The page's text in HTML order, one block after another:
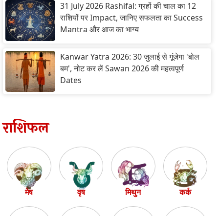
31 July 2026 Rashifal: ग्रहों की चाल का 12
राशियों पर Impact, जानिए सफलता का Success
Mantra और आज का भाग्य
Kanwar Yatra 2026: 30 जुलाई से गूंजेगा 'बोल
बम', नोट कर लें Sawan 2026 की महत्वपूर्ण
Dates
राशिफल
मेष वृष मिथुन कर्क